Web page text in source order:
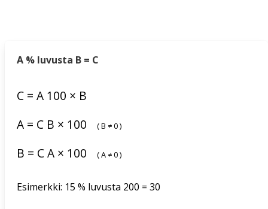
A % luvusta B = C
C = A 100 × B
A = C B × 100 (B ≠0)
B = CA × 100 (A ≠0)
Esimerkki: 15 % luvusta 200 = 30